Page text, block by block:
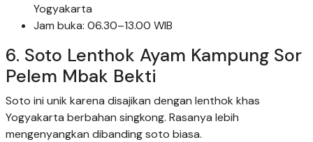
Yogyakarta
Jam buka: 06.30–13.00 WIB
6. Soto Lenthok Ayam Kampung Sor
Pelem Mbak Bekti
Soto ini unik karena disajikan dengan lenthok khas
Yogyakarta berbahan singkong. Rasanya lebih
mengenyangkan dibanding soto biasa.